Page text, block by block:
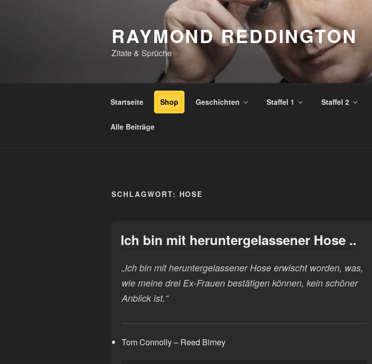
RAYMOND REDDINGTON
Zitate & Sprüche
Startseite Shop Geschichten Staffel 1 Staffel 2
Alle Beiträge
SCHLAGWORT: HOSE
Ich bin mit heruntergelassener Hose ..
„Ich bin mit heruntergelassener Hose erwischt worden, was,
wie meine drei Ex-Frauen bestätigen können, kein schöner
Anblick ist.“
Tom Connolly – Reed Birney